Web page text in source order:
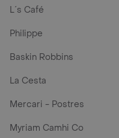
L´s Café
Philippe
Baskin Robbins
La Cesta
Mercari - Postres
Myriam Camhi Co